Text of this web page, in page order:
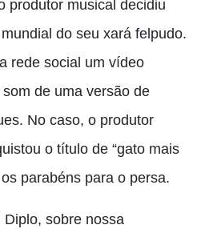
produtor musical decidiu
do seu xará felpudo.
rede social um vídeo
de uma versão de
No caso, o produtor
o título de “gato mais
parabéns para o persa.
Diplo, sobre nossa